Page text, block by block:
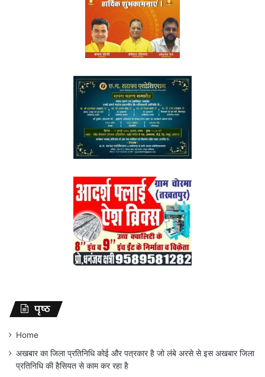
पृष्ठ
Home
अखबार का जिला प्रतिनिधि कोई और पत्रकार है जो लंबे अरसे से इस अखबार जिला
प्रतिनिधि की हैसियत से काम कर रहा है